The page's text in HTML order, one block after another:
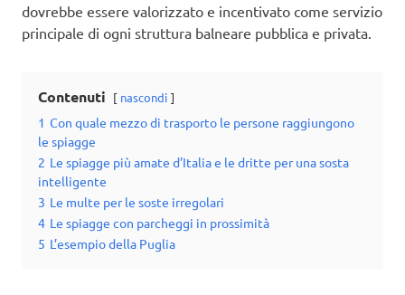
dovrebbe essere valorizzato e incentivato come servizio
principale di ogni struttura balneare pubblica e privata.
Contenuti nascondi
1 Con quale mezzo di trasporto le persone raggiungono
le spiagge
2 Le spiagge più amate d’Italia e le dritte per una sosta
intelligente
3 Le multe per le soste irregolari
4 Le spiagge con parcheggi in prossimità
5 L’esempio della Puglia